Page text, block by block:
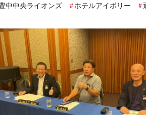
中中央ライオンズ ホテルアイボリー